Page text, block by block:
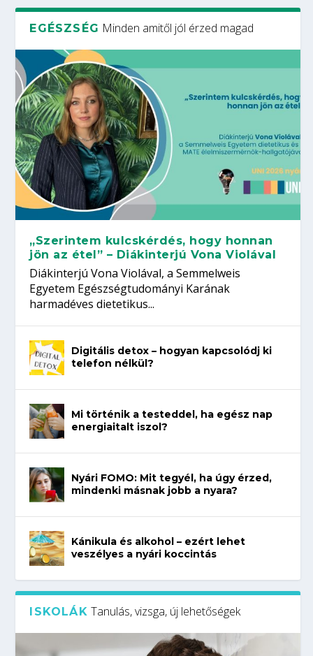
EGÉSZSÉG Minden amitől jól érzed magad
„Szerintem kulcskérdés, hogy honnan
jön az étel” – Diákinterjú Vona Violával
Diákinterjú Vona Violával, a Semmelweis
Egyetem Egészségtudományi Karának
harmadéves dietetikus...
Digitális detox – hogyan kapcsolódj ki
telefon nélkül?
Mi történik a testeddel, ha egész nap
energiaitalt iszol?
Nyári FOMO: Mit tegyél, ha úgy érzed,
mindenki másnak jobb a nyara?
Kánikula és alkohol – ezért lehet
veszélyes a nyári koccintás
ISKOLÁK Tanulás, vizsga, új lehetőségek